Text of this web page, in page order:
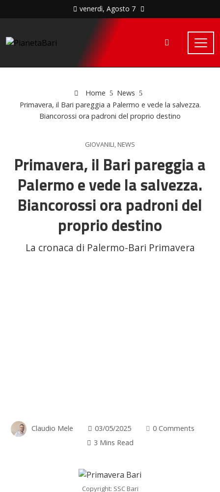
venerdì, Agosto 7
Home
News
Primavera, il Bari pareggia a Palermo e vede la salvezza.
Biancorossi ora padroni del proprio destino
GIOVANILI, NEWS
Primavera, il Bari pareggia a
Palermo e vede la salvezza.
Biancorossi ora padroni del
proprio destino
La cronaca di Palermo-Bari Primavera
Claudio Mele 03/05/2025
0 Comments
3 Mins Read
Copyright: SSC Bari